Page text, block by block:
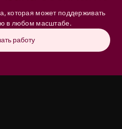
которая может поддерживать
в любом масштабе.
работу